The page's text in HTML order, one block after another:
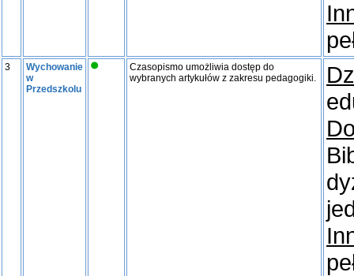
3
Wychowanie
w
Przedszkolu
Czasopismo umożliwia dostęp do
wybranych artykułów z zakresu pedagogiki.